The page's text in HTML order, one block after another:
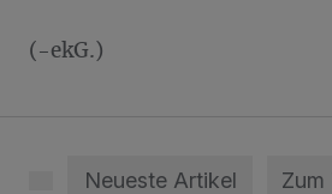
(-ekG.)
Neueste Artikel Zum